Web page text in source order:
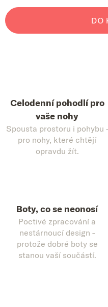
DO
Celodenní pohodlí pro
vaše nohy
Spousta prostoru i pohybu -
pro nohy, které chtějí
opravdu žít.
Boty, co se neonosí
Poctivé zpracování a
nestárnoucí design -
protože dobré boty se
stanou vaší součástí.